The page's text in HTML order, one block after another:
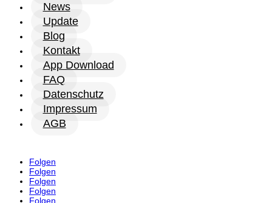
News
Update
Blog
Kontakt
App Download
FAQ
Datenschutz
Impressum
AGB
Folgen
Folgen
Folgen
Folgen
Folgen